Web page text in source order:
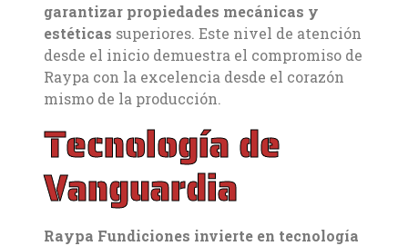
garantizar propiedades mecánicas y
estéticas superiores. Este nivel de atención
desde el inicio demuestra el compromiso de
Raypa con la excelencia desde el corazón
mismo de la producción.
Tecnología de
Vanguardia
Raypa Fundiciones invierte en tecnología